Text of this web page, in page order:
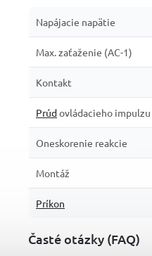
Napájacie napätie
Max. zaťaženie (AC-1)
Kontakt
Prúdovládacieho impulzu
Oneskorenie reakcie
Montáž
Príkon
Časté otázky (FAQ)